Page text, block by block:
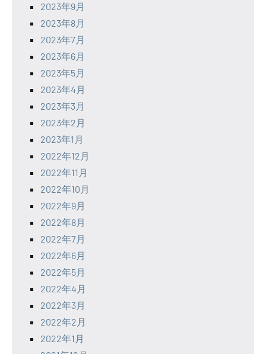
2023年9月
2023年8月
2023年7月
2023年6月
2023年5月
2023年4月
2023年3月
2023年2月
2023年1月
2022年12月
2022年11月
2022年10月
2022年9月
2022年8月
2022年7月
2022年6月
2022年5月
2022年4月
2022年3月
2022年2月
2022年1月